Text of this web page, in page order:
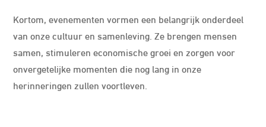
Kortom, evenementen vormen een belangrijk onderdeel
van onze cultuur en samenleving. Ze brengen mensen
samen, stimuleren economische groei en zorgen voor
onvergetelijke momenten die nog lang in onze
herinneringen zullen voortleven.